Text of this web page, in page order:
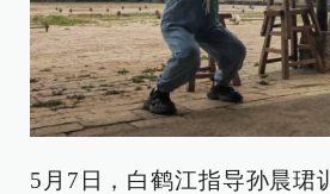
5月7日，白鹤江指导孙晨珺